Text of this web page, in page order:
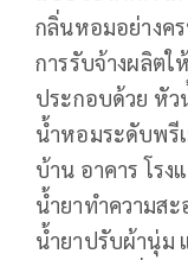
กลิ่นหอมอย่างคร
การรับจ้างผลิต
ประกอบด้วย หัว
น้ำหอมระดับพรี
บ้าน อาคาร โร
น้ำยาทำความสะ
น้ำยาปรับผ้านุ่ม